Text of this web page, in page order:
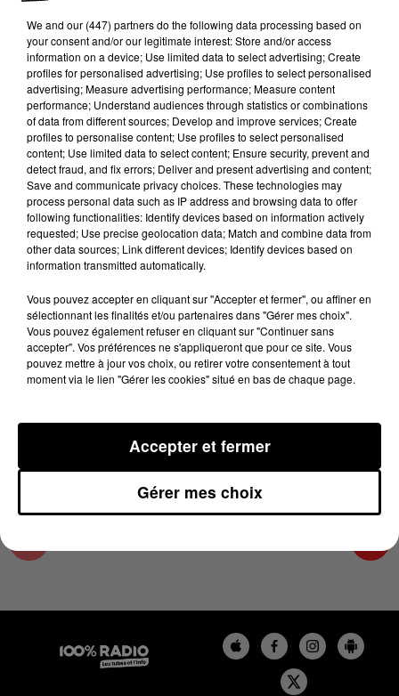
Lecture (3 min 56 sec)
100%
100% Radio les infos du Lot
18 août 2025 - 3 min 56 sec
LES INFOS DU LOT DU 18/08/2025 À 18H00
18/08/2025
We and our (447) partnersdo the following data processing based on
your consent and/or our legitimate interest: Store and/or access
information on a device; Use limited data to select advertising; Create
profiles for personalised advertising; Use profiles to select personalised
advertising; Measure advertising performance; Measure content
performance; Understand audiences through statistics or combinations
of data from different sources; Develop and improve services; Create
profiles to personalise content; Use profiles to select personalised
content; Use limited data to select content; Ensure security, prevent and
detect fraud, and fix errors; Deliver and present advertising and content;
Save and communicate privacy choices. These technologies may
process personal data such as IP address and browsing data to offer
following functionalities: Identify devices based on information actively
requested; Use precise geolocation data; Match and combine data from
other data sources; Link different devices; Identify devices based on
information transmitted automatically.
Vous pouvez accepter en cliquant sur "Accepter et fermer", ou affiner en
sélectionnant les finalités et/ou partenaires dans "Gérer mes choix".
Vous pouvez également refuser en cliquant sur "Continuer sans
accepter". Vos préférences ne s'appliqueront que pour ce site. Vous
pouvez mettre à jour vos choix, ou retirer votre consentement à tout
moment via le lien "Gérer les cookies" situé en bas de chaque page.
Gérer mes choix
Accepter et fermer